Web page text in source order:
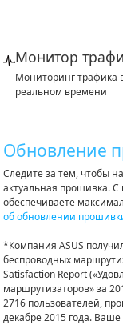
Монитор
Мониторинг трафика
реальном времени
Обновление
Следите за тем, чтобы
актуальная прошивка.
обеспечиваете
об обновлении
*Компания ASUS
беспроводных
Satisfaction Report
маршрутизаторов» за
2716 пользователей,
декабре 2015 года.